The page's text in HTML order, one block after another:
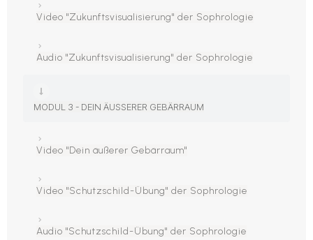
Video "Zukunftsvisualisierung" der Sophrologie
Audio "Zukunftsvisualisierung" der Sophrologie
MODUL 3 - DEIN ÄUSSERER GEBÄRRAUM
Video "Dein äußerer Gebärraum"
Video "Schutzschild-Übung" der Sophrologie
Audio "Schutzschild-Übung" der Sophrologie